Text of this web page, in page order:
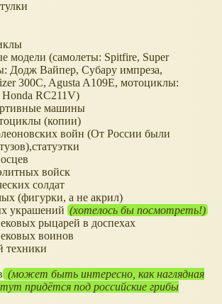
модели (самолеты: Spitfire, Super
Додж Вайпер, Субару импреза,
300C, Agusta A109E, мотоциклы:
RC211V)
машины
(копии)
войн (От России были
войск
солдат
(фигурки, а не акрил)
украшений (хотелось бы посмотреть!)
рыцарей в доспехах
воинов
техники
(может быть интересно, как наглядная
придётся под российские грибы